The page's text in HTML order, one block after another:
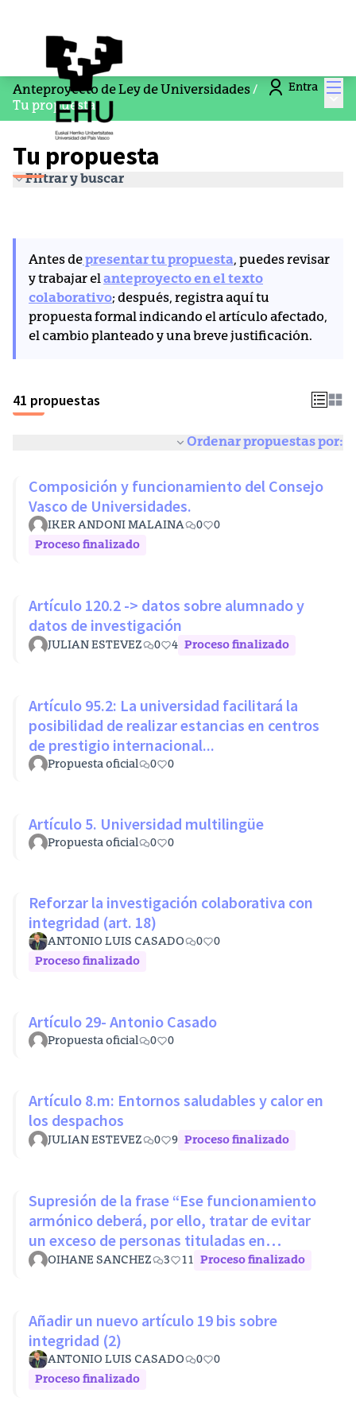
Entra
Anteproyecto de Ley de Universidades/
Tu propuesta
Tu propuesta
Filtrar y buscar
Antes depresentar tu propuesta, puedes revisar
y trabajar elanteproyecto en el texto
colaborativo; después, registra aquí tu
propuesta formal indicando el artículo afectado,
el cambio planteado y una breve justificación.
41 propuestas
Ordenar propuestas por:
Composición y funcionamiento del Consejo
Vasco de Universidades.
IKER ANDONI MALAINA 0
0
Proceso finalizado
Artículo 120.2 -> datos sobre alumnado y
datos de investigación
JULIAN ESTEVEZ 0 4 Proceso finalizado
Artículo 95.2: La universidad facilitará la
posibilidad de realizar estancias en centros
de prestigio internacional...
Propuesta oficial 0 0
Artículo 5. Universidad multilingüe
Propuesta oficial 0 0
Reforzar la investigación colaborativa con
integridad (art. 18)
ANTONIO LUIS CASADO 0
0
Proceso finalizado
Artículo 29- Antonio Casado
Propuesta oficial 0 0
Artículo 8.m: Entornos saludables y calor en
los despachos
JULIAN ESTEVEZ 0 9 Proceso finalizado
Supresión de la frase “Ese funcionamiento
armónico deberá, por ello, tratar de evitar
un exceso de personas tituladas en
disciplinas con mínimos nivel
OIHANE SANCHEZ 3 11 Proceso finalizado
Añadir un nuevo artículo 19 bis sobre
integridad (2)
ANTONIO LUIS CASADO 0
0
Proceso finalizado